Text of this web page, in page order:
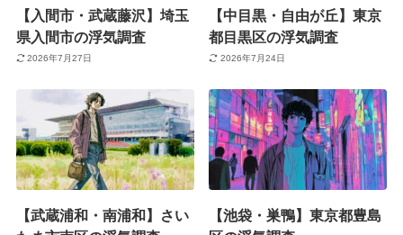
【入間市・武蔵藤沢】埼玉
県入間市の浮気調査
2026年7月27日
【中目黒・自由が丘】東京
都目黒区の浮気調査
2026年7月24日
【武蔵浦和・南浦和】さい
【池袋・巣鴨】東京都豊島